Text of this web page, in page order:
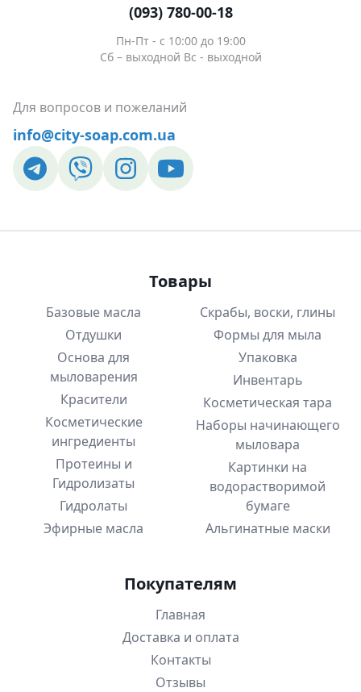
(093) 780-00-18
Пн-Пт - c 10:00 до 19:00
Сб – выходной Вс - выходной
Для вопросов и пожеланий
info@city-soap.com.ua
Товары
Базовые масла
Отдушки
Основа для
мыловарения
Красители
Косметические
ингредиенты
Протеины и
Гидролизаты
Гидролаты
Эфирные масла
Скрабы, воски, глины
Формы для мыла
Упаковка
Инвентарь
Косметическая тара
Наборы начинающего
мыловара
Картинки на
водорастворимой
бумаге
Альгинатные маски
Покупателям
Главная
Доставка и оплата
Контакты
Отзывы